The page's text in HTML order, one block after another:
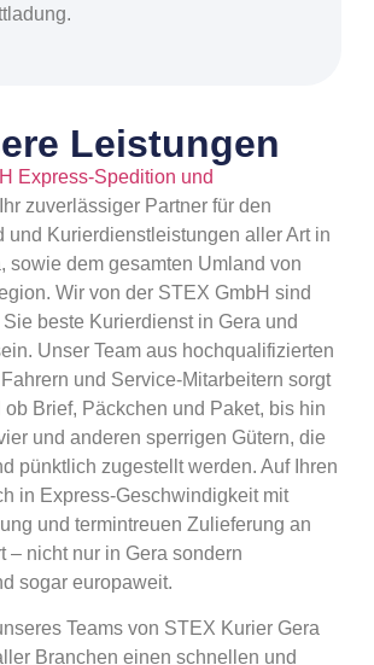
Leistungen
Express-Spedition und
zuverlässiger Partner für den
und Kurierdienstleistungen aller Art in
sowie dem gesamten Umland von
Wir von der STEX GmbH sind
Sie beste Kurierdienst in Gera und
Unser Team aus hochqualifizierten
und Service-Mitarbeitern sorgt
ob Brief, Päckchen und Paket, bis hin
und anderen sperrigen Gütern, die
pünktlich zugestellt werden. Auf Ihren
in Express-Geschwindigkeit mit
und termintreuen Zulieferung an
– nicht nur in Gera sondern
sogar europaweit.
Teams von STEX Kurier Gera
Branchen einen schnellen und